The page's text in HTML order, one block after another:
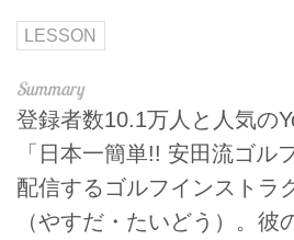
LESSON
登録者数10.1万人と人気の
「日本一簡単!! 安田流ゴル
配信するゴルフインストラ
（やすだ・たいどう）。彼